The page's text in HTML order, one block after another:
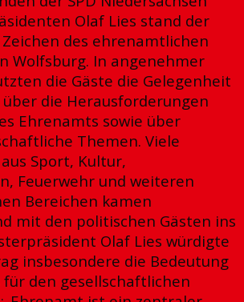
Olaf Lies stand der
des ehrenamtlichen
Wolfsburg. In angenehmer
die Gäste die Gelegenheit
über die Herausforderungen
Ehrenamts sowie über
Themen. Viele
Sport, Kultur,
Feuerwehr und weiteren
Bereichen kamen
mit den politischen Gästen ins
Olaf Lies würdigte
insbesondere die Bedeutung
den gesellschaftlichen